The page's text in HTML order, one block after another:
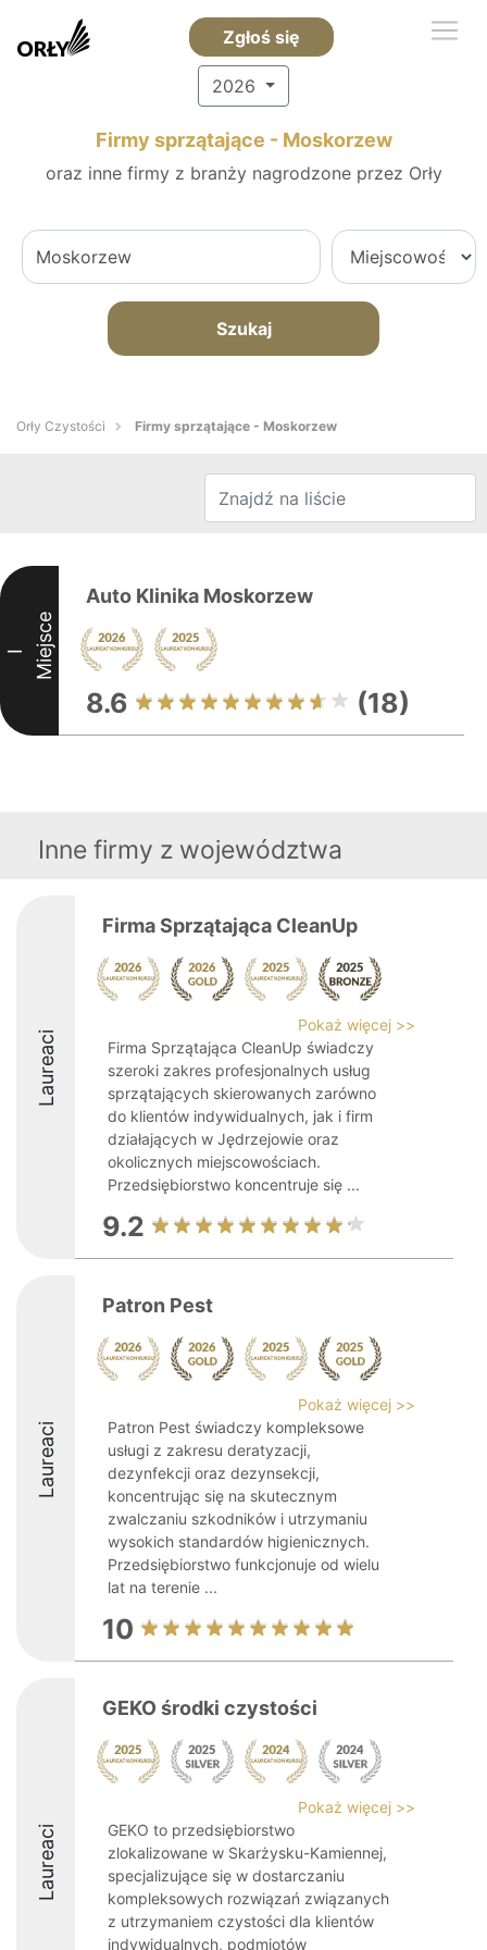
Zgłoś się
2026
Firmy sprzątające - Moskorzew
oraz inne firmy z branży nagrodzone przez Orły
Szukaj
Orły Czystości Firmy sprzątające - Moskorzew
I Miejsce
Auto Klinika Moskorzew
8.6 (18)
Inne firmy z województwa
Laureaci
Firma Sprzątająca CleanUp
Pokaż więcej >>
Firma Sprzątająca CleanUp świadczy
szeroki zakres profesjonalnych usług
sprzątających skierowanych zarówno
do klientów indywidualnych, jak i firm
działających w Jędrzejowie oraz
okolicznych miejscowościach.
Przedsiębiorstwo koncentruje się ...
9.2
Laureaci
Patron Pest
Pokaż więcej >>
Patron Pest świadczy kompleksowe
usługi z zakresu deratyzacji,
dezynfekcji oraz dezynsekcji,
koncentrując się na skutecznym
zwalczaniu szkodników i utrzymaniu
wysokich standardów higienicznych.
Przedsiębiorstwo funkcjonuje od wielu
lat na terenie ...
10
Laureaci
GEKO środki czystości
Pokaż więcej >>
GEKO to przedsiębiorstwo
zlokalizowane w Skarżysku-Kamiennej,
specjalizujące się w dostarczaniu
kompleksowych rozwiązań związanych
z utrzymaniem czystości dla klientów
indywidualnych, podmiotów